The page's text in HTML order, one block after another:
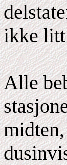
ikke
Alle